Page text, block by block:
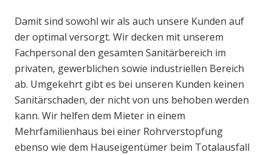
Damit sind sowohl wir als auch unsere Kunden auf
der optimal versorgt. Wir decken mit unserem
Fachpersonal den gesamten Sanitärbereich im
privaten, gewerblichen sowie industriellen Bereich
ab. Umgekehrt gibt es bei unseren Kunden keinen
Sanitärschaden, der nicht von uns behoben werden
kann. Wir helfen dem Mieter in einem
Mehrfamilienhaus bei einer Rohrverstopfung
ebenso wie dem Hauseigentümer beim Totalausfall